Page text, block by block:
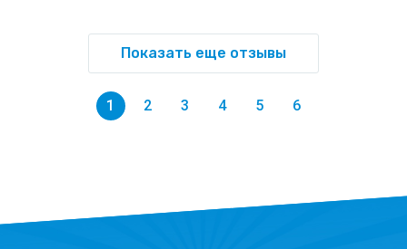
Показать еще отзывы
1 2 3 4 5 6